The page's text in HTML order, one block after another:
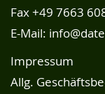
Fax +49 7663
E-Mail:
Impressum
Allg.